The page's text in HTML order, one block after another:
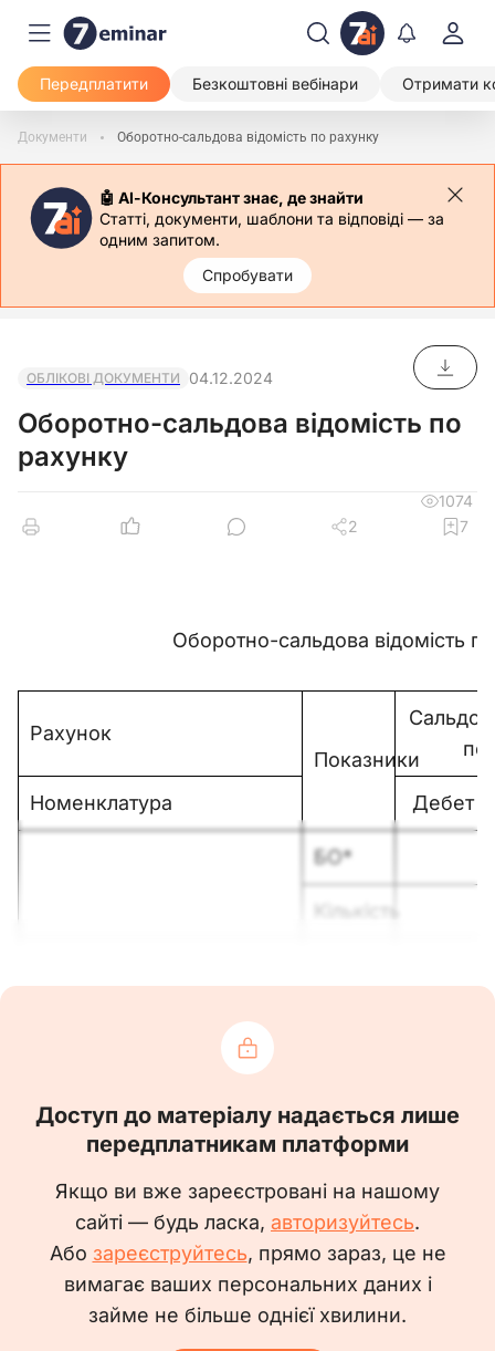
Передплатити Безкоштовні вебінари Отримати
Документи Оборотно-сальдова відомість по рахунку
🤖 АІ-Консультант знає, де знайти
Статті, документи, шаблони та відповіді — за
одним запитом.
Спробувати
ОБЛІКОВІ ДОКУМЕНТИ 04.12.2024
Оборотно-сальдова відомість по
рахунку
1074
2
7
Оборотно-сальдова відомість по
Рахунок
Показники
Сальдо
Номенклатура Дебет
БО*
Кількість
Кількість
БО
Кількість
БО
Кількість
Доступ до матеріалу надається лише
передплатникам платформи
Якщо ви вже зареєстровані на нашому
сайті — будь ласка, авторизуйтесь.
Або зареєструйтесь, прямо зараз, це не
вимагає ваших персональних даних і
займе не більше однієї хвилини.